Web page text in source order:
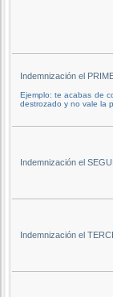
Indemnización el
Ejemplo: te acabas de
destrozado y no vale la
Indemnización el
Indemnización el